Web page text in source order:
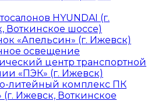
HYUNDAI (г.
Воткинское шоссе)
«Апельсин» (г. Ижевск)
освещение
центр транспортной
«ПЭК» (г. Ижевск)
литейный комплекс ПК
(г. Ижевск, Воткинское